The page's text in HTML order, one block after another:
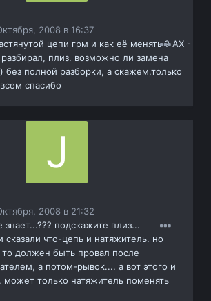
2008 в 16:37
цепи грм и как её менять ? AX -
плиз. возможно ли замена
без полной разборки, а скажем,только
спасибо
2008 в 21:32
подскажите плиз...
сказали что-цепь и натяжитель. но
должен быть провал после
а потом-рывок.... а вот этого и
может только натяжитель поменять